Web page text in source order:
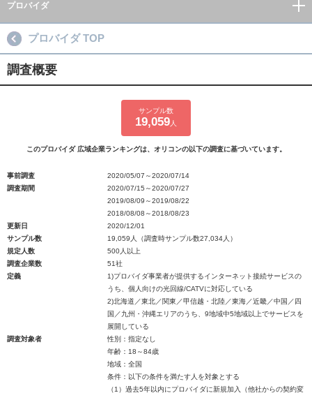
プロバイダ
プロバイダ TOP
調査概要
サンプル数
19,059 人
このプロバイダ 広域企業ランキングは、オリコンの以下の調査に基づいています。
事前調査
2020/05/07～2020/07/14
調査期間
2020/07/15～2020/07/27
2019/08/09～2019/08/22
2018/08/08～2018/08/23
更新日
2020/12/01
サンプル数
19,059人（調査時サンプル数27,034人）
規定人数
500人以上
調査企業数
51社
定義
1)プロバイダ事業者が提供するインターネット接続サービスの
うち、個人向けの光回線/CATVに対応している
2)北海道／東北／関東／甲信越・北陸／東海／近畿／中国／四
国／九州・沖縄エリアのうち、9地域中5地域以上でサービスを
展開している
調査対象者
性別：指定なし
年齢：18～84歳
地域：全国
条件：以下の条件を満たす人を対象とする
（1）過去5年以内にプロバイダに新規加入（他社からの契約変